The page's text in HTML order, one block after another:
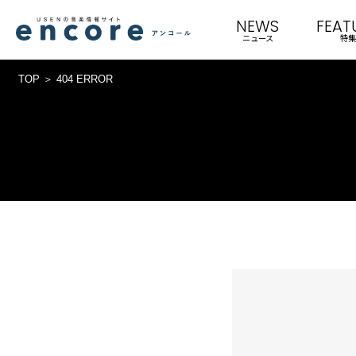
NEWS
ニュース 特集
TOP 404 ERROR